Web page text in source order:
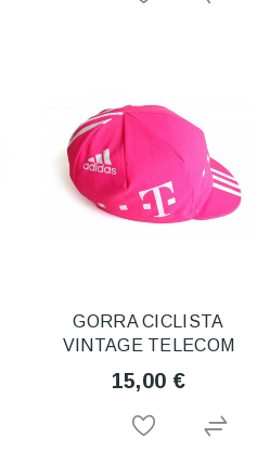
GORRA CICLISTA
VINTAGE TELECOM
15,00 €